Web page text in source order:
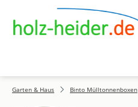
Hauptinhalt springen
Zur Suche springen
Zur Hauptnavigation springen
Garten & Haus Binto Mülltonnenboxen